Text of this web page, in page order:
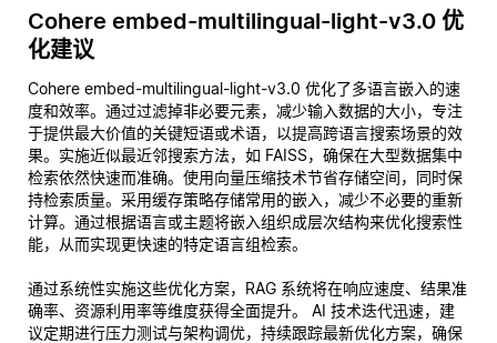
Cohere embed-multilingual-light-v3.0 优
化建议
Cohere embed-multilingual-light-v3.0 优化了多语言嵌入的速
度和效率。通过过滤掉非必要元素，减少输入数据的大小，专注
于提供最大价值的关键短语或术语，以提高跨语言搜索场景的效
果。实施近似最近邻搜索方法，如 FAISS，确保在大型数据集中
检索依然快速而准确。使用向量压缩技术节省存储空间，同时保
持检索质量。采用缓存策略存储常用的嵌入，减少不必要的重新
计算。通过根据语言或主题将嵌入组织成层次结构来优化搜索性
能，从而实现更快速的特定语言组检索。
通过系统性实施这些优化方案，RAG 系统将在响应速度、结果准
确率、资源利用率等维度获得全面提升。 AI 技术迭代迅速，建
议定期进行压力测试与架构调优，持续跟踪最新优化方案，确保